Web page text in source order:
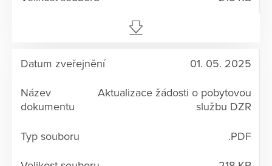
01. 05. 2025
Aktualizace žádosti o pobytovou
službu DZR
.PDF